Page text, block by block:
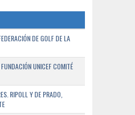
DE GOLF DE LA
UNICEF COMITÉ
RIPOLL Y DE PRADO,